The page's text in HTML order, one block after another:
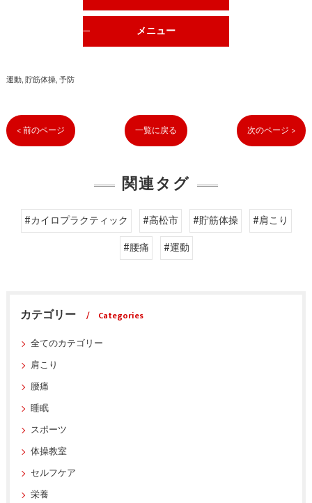
メニュー
運動 貯筋体操 予防
< 前のページ 一覧に戻る 次のページ >
関連タグ
#カイロプラクティック #高松市 #貯筋体操
#肩こり
#腰痛
#運動
カテゴリー
Categories
全てのカテゴリー
肩こり
腰痛
睡眠
スポーツ
体操教室
セルフケア
栄養